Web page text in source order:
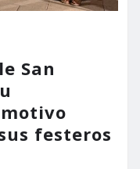
San
festeros